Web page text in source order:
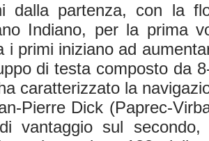
dalla partenza, con la
Indiano, per la prima
i primi iniziano ad
di testa composto da
caratterizzato la
Pierre Dick (Paprec-
vantaggio sul